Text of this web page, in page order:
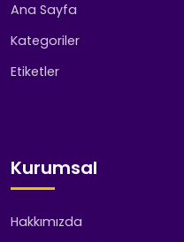
Ana Sayfa
Kategoriler
Etiketler
Kurumsal
Hakkımızda